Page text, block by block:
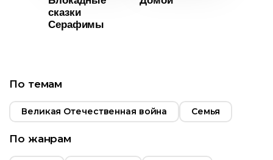
Россия
сказки
Серафимы
Возраст
Длительность
По темам
Великая Отечественная война Семья
По жанрам